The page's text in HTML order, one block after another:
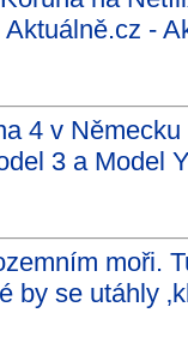
-
4 v
3 a Model
moři.
by se utáhly